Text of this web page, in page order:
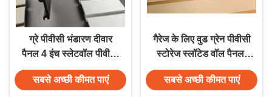
ग्रे पीवीसी भंडारण दीवार
पैनल 4 इंच स्लेटवॉल पीवीसी
गेराज पैनल
सबसे अच्छी कीमत पाएं
गैरेज के लिए वुड ग्रेन पीवीसी
स्टोरेज स्लॉटेड वॉल पैनल,
वाटर-रेसिस्टेंट
सबसे अच्छी कीमत पाएं